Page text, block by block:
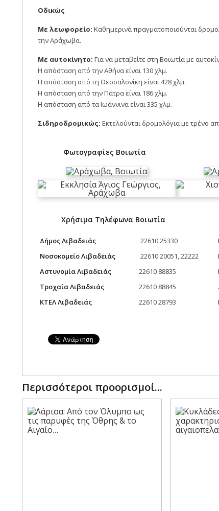
Οδικώς
Με λεωφορείο: Καθημερινά πραγματοποιούνται
την Αράχωβα.
Με αυτοκίνητο: Για να μεταβείτε στη Βοιωτία με
Η απόσταση από την Αθήνα είναι 130 χλμ.
Η απόσταση από τη Θεσσαλονίκη είναι 428 χλμ.
Η απόσταση από την Πάτρα είναι 186 χλμ.
Η απόσταση από τα Ιωάννινα είναι 335 χλμ.
Σιδηροδρομικώς: Εκτελούνται δρομολόγια με τρένο
Φωτογραφίες Βοιωτία
Χρήσιμα Τηλέφωνα Βοιωτία
Δήμος Λιβαδειάς 22610 25330
Νοσοκομείο Λιβαδειάς
22610 20051, 22222
Αστυνομία Λιβαδειάς
22610 88835
Τροχαία Λιβαδειάς
22610 88845
ΚΤΕΛ Λιβαδειάς
22610 28793
Περισσότεροι προορισμοί...